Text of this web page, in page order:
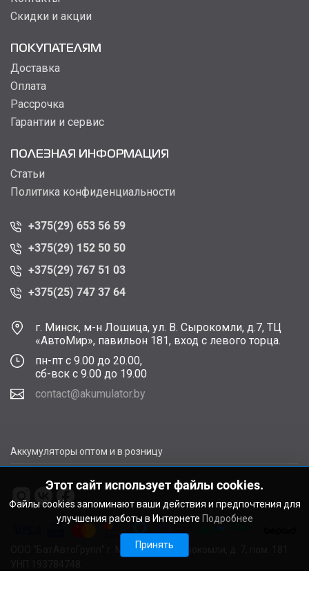
Скидки и акции
ПОКУПАТЕЛЯМ
Доставка
Оплата
Рассрочка
Гарантии и сервис
ПОЛЕЗНАЯ ИНФОРМАЦИЯ
Статьи
Политика конфиденциальности
+375(29) 653 56 59
+375(29) 152 50 50
+375(29) 767 51 03
+375(25) 747 37 64
г. Минск, м-н Лошица, ул. В. Сырокомли, д.7, ТЦ
«АвтоМир», павильон 181, вход с левого торца.
пн-пт с 9.00 до 20.00,
сб-вск с 9.00 до 19.00
contact@akumulator.by
Аккумуляторы оптом и в розницу
ООО "БатАвтоГрупп" г. Минск, ул. В. Сырокомли, д. 7, пом. 181
Этот сайт использует файлы cookies.
Файлы cookies запоминают ваши действия и предпочтения для
улучшения работы в Интернете Подробнее
Принять